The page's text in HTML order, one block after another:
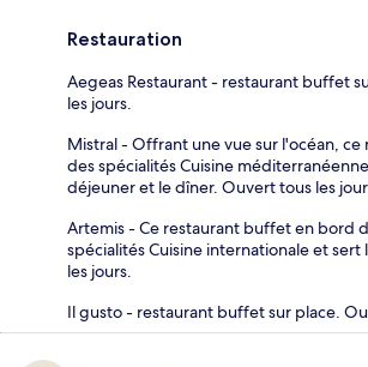
Restauration
Aegeas Restaurant - restaurant buffet
les jours.
Mistral - Offrant une vue sur l'océan,
des spécialités Cuisine
déjeuner et le dîner. Ouvert tous les
Artemis - Ce restaurant buffet en bord
spécialités Cuisine internationale et
les jours.
Il gusto - restaurant buffet sur place.